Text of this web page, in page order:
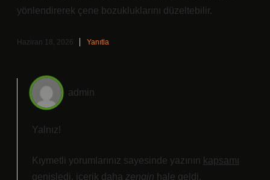
yönlendirerek çene bozukluklarını düzeltebilir.
Haziran 18, 2026 Yanıtla
admin
Yalnız!
Kıymetli yorumlarınız sayesinde yazının kapsamı
genişledi, içerik daha zengin hale geldi.